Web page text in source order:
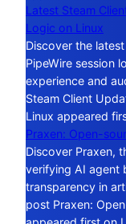
Latest Steam
Logic on Linux
Discover the
PipeWire session
experience and
Steam Client
Linux appeared
Praxen: Open-
Discover Praxen,
verifying AI agent
transparency in
post Praxen: